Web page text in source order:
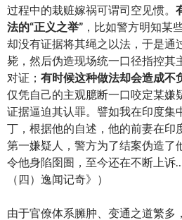
过程中的栽赃嫁祸可谓司空见惯。
法的“正义之举” ，比如警方明知某
却没有证据将其绳之以法，于是通
毙，然后伪造现场统一口径指控其
对证； 有时候这种做法却会造成不
仅凭自己的主观臆断一口咬定某嫌
证据逼迫其认罪。譬如我在印度集
丁，根据他的自述，他的前妻在印
第一嫌疑人，警方为了结案伪造了
令他身陷囹圄，至今还在不断上
（四）逸闻记奇》）
由于官僚体系臃肿、变通之道繁多